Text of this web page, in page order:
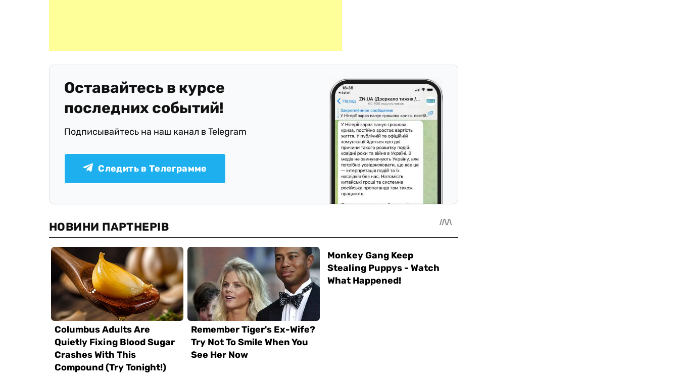
Оставайтесь в курсе
последних событий!
Подписывайтесь на наш канал в Telegram
Следить в Телеграмме